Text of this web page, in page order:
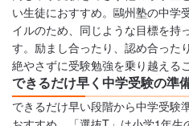
い生徒におすすめ。鷗州塾の中学
イルのため、同じような目標を持
す。励まし合ったり、認め合った
絶やさずに受験勉強を乗り越える
できるだけ早く中学受験の準
できるだけ早い段階から中学受験